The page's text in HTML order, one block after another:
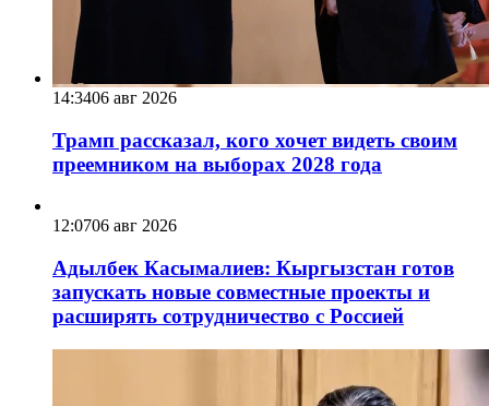
14:3406 авг 2026
Трамп рассказал, кого хочет видеть своим
преемником на выборах 2028 года
12:0706 авг 2026
Адылбек Касымалиев: Кыргызстан готов
запускать новые совместные проекты и
расширять сотрудничество с Россией